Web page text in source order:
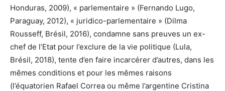
Honduras, 2009), « parlementaire » (Fernando Lugo,
Paraguay, 2012), « juridico-parlementaire » (Dilma
Rousseff, Brésil, 2016), condamne sans preuves un ex-
chef de l’Etat pour l’exclure de la vie politique (Lula,
Brésil, 2018), tente d’en faire incarcérer d’autres, dans les
mêmes conditions et pour les mêmes raisons
(l’équatorien Rafael Correa ou même l’argentine Cristina